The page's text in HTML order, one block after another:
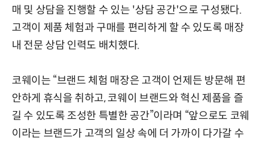
매 및 상담을 진행할 수 있는 '상담 공간'으로 구성됐다.
고객이 제품 체험과 구매를 편리하게 할 수 있도록 매장
내 전문 상담 인력도 배치했다.
코웨이는 “브랜드 체험 매장은 고객이 언제든 방문해 편
안하게 휴식을 취하고, 코웨이 브랜드와 혁신 제품을 즐
길 수 있도록 조성한 특별한 공간”이라며 “앞으로도 코웨
이라는 브랜드가 고객의 일상 속에 더 가까이 다가갈 수